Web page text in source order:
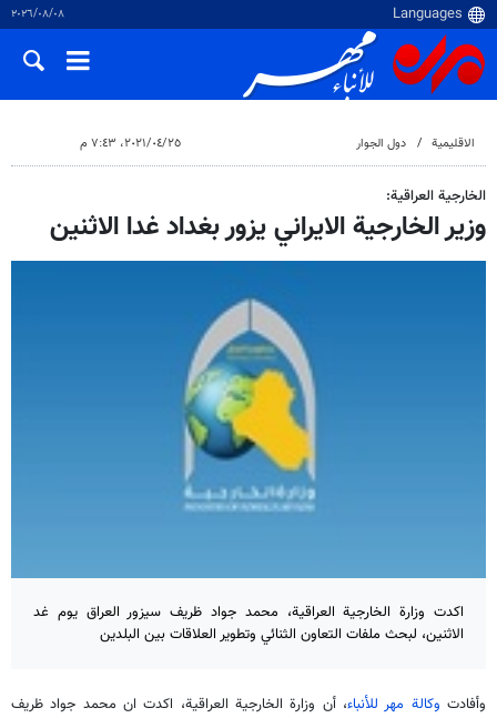
٠٨‏/٠٨‏/٢٠٢٦
الاقلیمیة دول الجوار ٢٥‏/٠٤‏/٢٠٢١، ٧:٤٣ م
الخارجية العراقية:
وزير الخارجية الايراني يزور بغداد غدا الاثنين
اكدت وزارة الخارجية العراقية، محمد جواد ظريف سيزور العراق يوم غد
الاثنين، لبحث ملفات التعاون الثنائي وتطوير العلاقات بين البلدين
وأفادت وكالة مهر للأنباء، أن وزارة الخارجية العراقية، اكدت ان محمد جواد ظريف